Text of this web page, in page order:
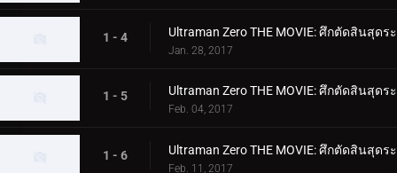
1 - 4 Ultraman Zero THE MOVIE: ศึกตัดสินสุด
Jan. 28, 2017
1 - 5 Ultraman Zero THE MOVIE: ศึกตัดสินสุด
Feb. 04, 2017
1 - 6 Ultraman Zero THE MOVIE: ศึกตัดสินสุด
Feb. 11, 2017